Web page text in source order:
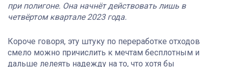
при полигоне. Она начнёт действовать лишь в
четвёртом квартале 2023 года.
Короче говоря, эту штуку по переработке отходов
смело можно причислить к мечтам бесплотным и
дальше лелеять надежду на то, что хотя бы